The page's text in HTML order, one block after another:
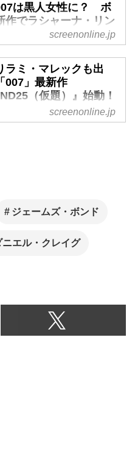
は黒人女性に？ ボ
作でラシャーナ・リン
007役を演じている？ -
ONLINE（スクリー
ライン）
作中の「007」シリーズ
『ボンド25』（仮題）
人女優ラシャーナ・リン
screenonline.jp
ラミ・マレックも出
007」最新作
（仮題）』始動！
ONLINE（スクリ
ンライン）
かりの地のひとつであ
／ドクター・ノオ』
ングされ大きな話題を呼
screenonline.jp
ジェームズ・ボンド
ニエル・クレイグ